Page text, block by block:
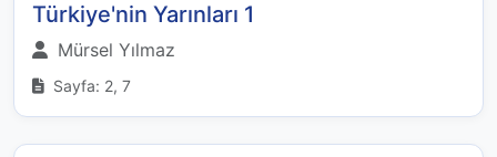
Türkiye'nin Yarınları 1
Mürsel Yılmaz
Sayfa: 2, 7